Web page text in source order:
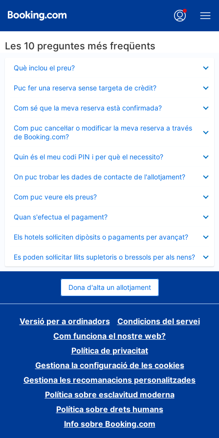
Les 10 preguntes més freqüents
Què inclou el preu?
tancat
Puc fer una reserva sense targeta de crèdit?
tancat
Com sé que la meva reserva està confirmada?
tancat
Com puc cancel·lar o modificar la meva reserva a través
de Booking.com?
tancat
Quin és el meu codi PIN i per què el necessito?
tancat
On puc trobar les dades de contacte de l'allotjament?
tancat
Com puc veure els preus?
tancat
Quan s'efectua el pagament?
tancat
Els hotels sol·liciten dipòsits o pagaments per avançat?
tancat
Es poden sol·licitar llits supletoris o bressols per als nens?
tancat
Dona d'alta un allotjament
Versió per a ordinadors
Condicions del servei
Com funciona el nostre web?
Política de privacitat
Gestiona la configuració de les cookies
Gestiona les recomanacions personalitzades
Política sobre esclavitud moderna
Política sobre drets humans
Info sobre Booking.com